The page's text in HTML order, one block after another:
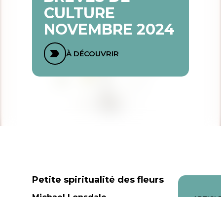
CULTURE
NOVEMBRE 2024
À DÉCOUVRIR
Petite spiritualité des fleurs